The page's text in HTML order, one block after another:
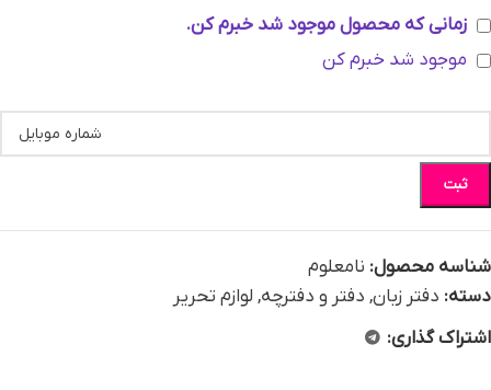
زمانی که محصول موجود شد خبرم کن.
موجود شد خبرم کن
ثبت
شناسه محصول: نامعلوم
دسته: دفتر زبان, دفتر و دفترچه, لوازم تحریر
اشتراک گذاری: